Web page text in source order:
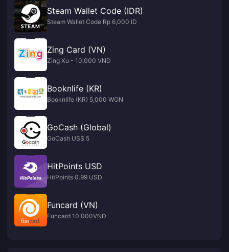
Steam Wallet Code (IDR)
Steam Wallet Code Rp 6,000 ID
Zing Card (VN)
Zing Xu - 10,000 VND
Booknlife (KR)
Booknlife (KR) 5,000 WON
GoCash (Global)
GoCash US$ 5
HitPoints USD
HitPoints 0.99 USD
Funcard (VN)
Funcard 10,000VND